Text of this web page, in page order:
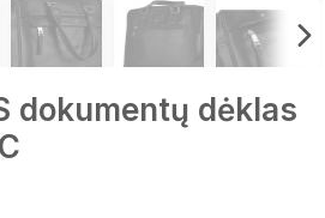
dokumentų dėklas